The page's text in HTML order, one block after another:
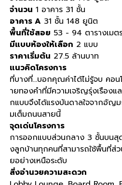
จำนวน 1 อาคาร 31 ชั้น
อาคาร A 31 ชั้น 148 ยูนิต
พื้นที่ใช้สอย 53 - 94 ตารางเมต
มีแบบห้องให้เลือก 2 แบบ
ราคาเริ่มต้น 27.5 ล้านบาท
แนวคิดโครงการ
ที่บางที่...บอกคุณค่าได้ไม่รู้จบ คอ
ายทองคำที่มีความเจริญรุ่งเรืองแ
กแบบจึงได้แรงบันดาลใจจากอัญ
มเต็มถนนสายนี้
จุดเด่นโครงการ
การออกแบบส่วนกลาง 3 ชั้นบน
งลูกบ้านทุกคนที่สามารถใช้พื้นที่ส่
ยอย่างเหนือระดับ
สิ่งอำนวยความสะดวก